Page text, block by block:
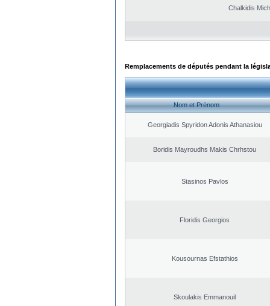
Chalkidis
Remplacements de députés pendant la
Nom et Prénom
Georgiadis Spyridon Adonis Athanasiou
Boridis Mayroudhs Makis Chrhstou
Stasinos Pavlos
Floridis Georgios
Kousournas Efstathios
Skoulakis Emmanouil